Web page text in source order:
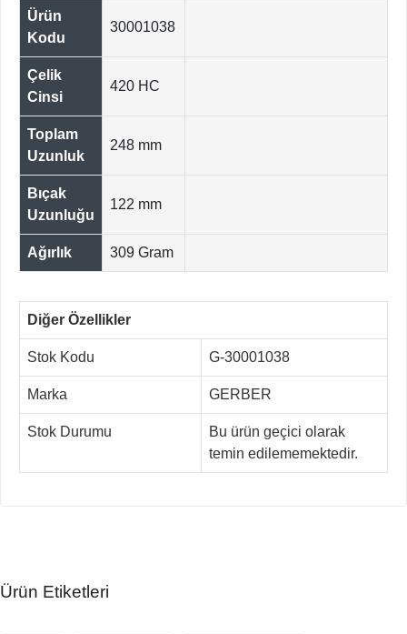
Ürün
Kodu
30001038
Çelik
Cinsi
420 HC
Toplam
Uzunluk
248 mm
Bıçak
Uzunluğu
122 mm
Ağırlık 309 Gram
Diğer Özellikler
Stok Kodu G-30001038
Marka GERBER
Stok Durumu
Bu ürün geçici olarak
temin edilememektedir.
Ürün Etiketleri